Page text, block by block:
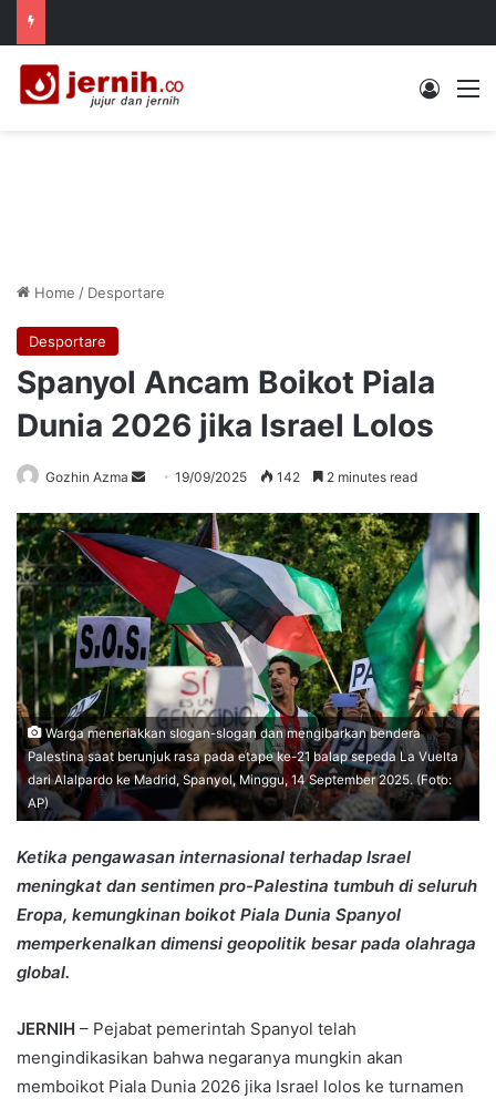
Log In
Home / Desportare
Desportare
Spanyol Ancam Boikot Piala
Dunia 2026 jika Israel Lolos
Gozhin Azma
Send
email
19/09/2025 142 2 minutes read
Warga meneriakkan slogan-slogan dan mengibarkan bendera
Palestina saat berunjuk rasa pada etape ke-21 balap sepeda La Vuelta
dari Alalpardo ke Madrid, Spanyol, Minggu, 14 September 2025. (Foto:
AP)
Ketika pengawasan internasional terhadap Israel
meningkat dan sentimen pro-Palestina tumbuh di seluruh
Eropa, kemungkinan boikot Piala Dunia Spanyol
memperkenalkan dimensi geopolitik besar pada olahraga
global.
JERNIH – Pejabat pemerintah Spanyol telah
mengindikasikan bahwa negaranya mungkin akan
memboikot Piala Dunia 2026 jika Israel lolos ke turnamen